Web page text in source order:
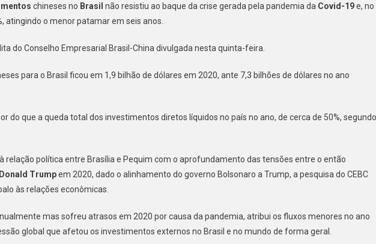
74%
Em
chineses no Brasil não resistiu ao baque da crise gerada pela pandemia da Covid-19e, no
atingindo o menor patamar em seis anos.
do Conselho Empresarial Brasil-China divulgada nesta quinta-feira.
para o Brasil ficou em 1,9 bilhão de dólares em 2020, ante 7,3 bilhões de dólares no ano
do que a queda total dos investimentos diretos líquidos no país no ano, de cerca de 50%, segundo
relação política entre Brasília e Pequim com o aprofundamento das tensões entre o então
Donald Trumpem 2020, dado o alinhamento do governo Bolsonaro a Trump, a pesquisa do CEBC
às relações econômicas.
mas sofreu atrasos em 2020 por causa da pandemia, atribui os fluxos menores no ano
global que afetou os investimentos externos no Brasil e no mundo de forma geral.